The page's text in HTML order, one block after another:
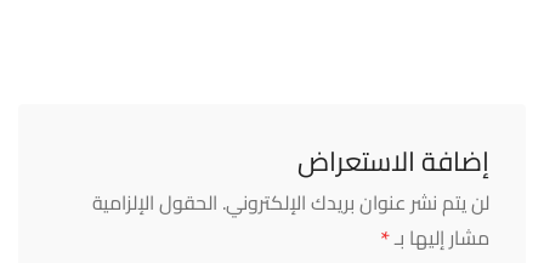
إضافة الاستعراض
لن يتم نشر عنوان بريدك الإلكتروني. الحقول الإلزامية
مشار إليها بـ*